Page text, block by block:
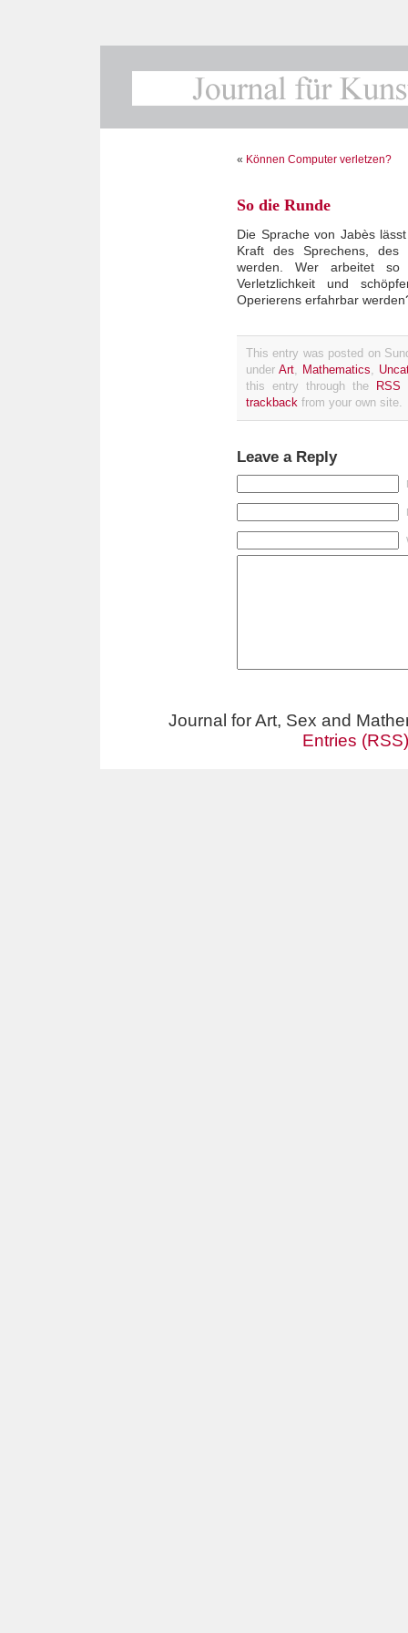
« Können Computer verletzen?
So die Runde
Die Sprache von Jabès
Kraft des Sprechens, des
werden. Wer arbeitet
Verletzlichkeit und
Operierens erfahrbar
This entry was posted on
under Art, Mathematics
this entry through the RSS
trackback from your own site.
Leave a Reply
Journal for Art, Sex and
Entries (RSS)